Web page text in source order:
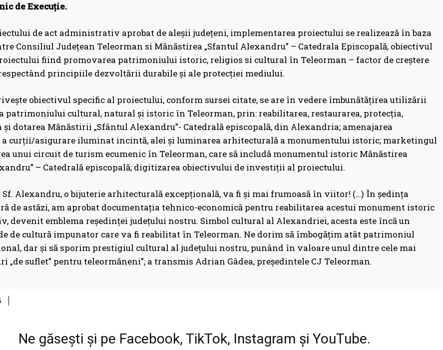
de Execuție.
de act administrativ aprobat de aleșii județeni, implementarea proiectului se realizează în baza
Consiliul Județean Teleorman si Mănăstirea „Sfantul Alexandru” – Catedrala Episcopală, obiectivul
fiind promovarea patrimoniului istoric, religios si cultural în Teleorman – factor de creştere
principiile dezvoltării durabile şi ale protecției mediului.
obiectivul specific al proiectului, conform sursei citate, se are în vedere îmbunătățirea utilizării
patrimoniului cultural, natural și istoric în Teleorman, prin: reabilitarea, restaurarea, protecția,
și dotarea Mănăstirii „Sfântul Alexandru”- Catedrală episcopală, din Alexandria; amenajarea
a curții/asigurare iluminat incintă, alei și luminarea arhitecturală a monumentului istoric; marketingul
unui circuit de turism ecumenic în Teleorman, care să includă monumentul istoric Mănăstirea
– Catedrală episcopală; digitizarea obiectivului de investiții al proiectului.
Sf. Alexandru, o bijuterie arhitecturală excepțională, va fi și mai frumoasă în viitor! (…) În ședința
de astăzi, am aprobat documentația tehnico-economică pentru reabilitarea acestui monument istoric
devenit emblema reședinței județului nostru. Simbol cultural al Alexandriei, acesta este încă un
de cultură impunator care va fi reabilitat în Teleorman. Ne dorim să îmbogățim atât patrimoniul
dar și să sporim prestigiul cultural al județului nostru, punând în valoare unul dintre cele mai
„de suflet” pentru teleormăneni”, a transmis Adrian Gâdea, președintele CJ Teleorman.
Ne găsești și pe Facebook, TikTok, Instagram și YouTube.